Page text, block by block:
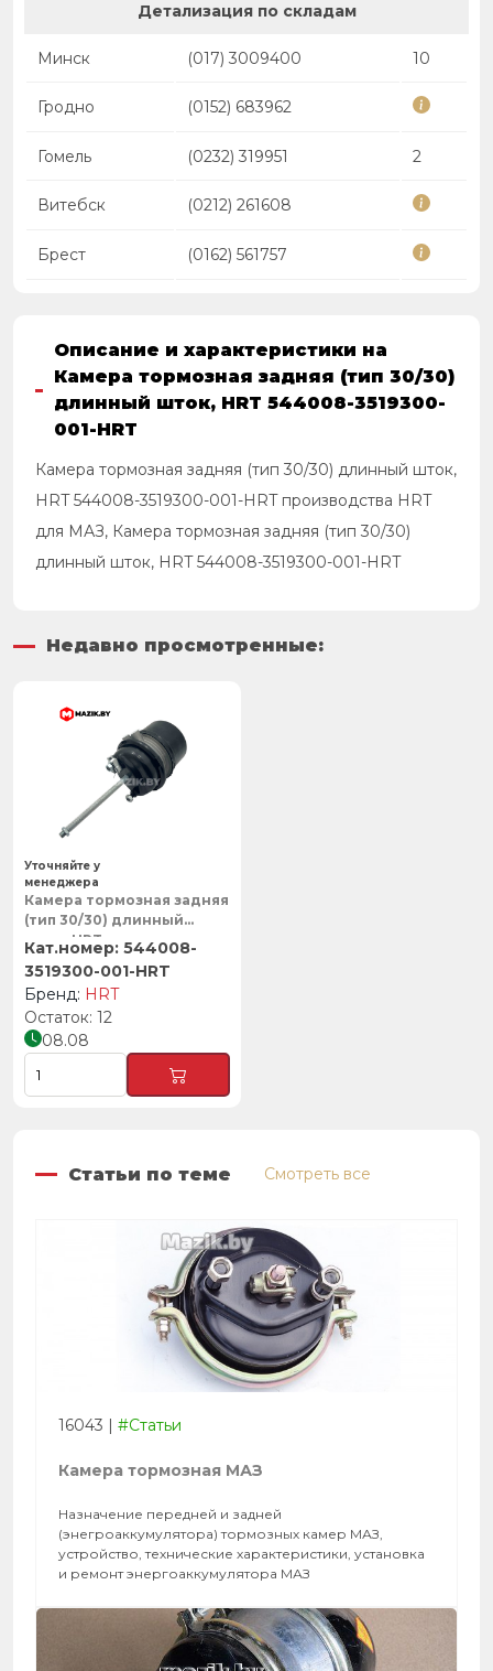
Детализация по складам
Минск (017) 3009400 10
Гродно (0152) 683962
Гомель (0232) 319951 2
Витебск (0212) 261608
Брест (0162) 561757
Описание и характеристики на
Камера тормозная задняя (тип 30/30)
длинный шток, HRT 544008-3519300-
001-HRT
Камера тормозная задняя (тип 30/30) длинный шток,
HRT 544008-3519300-001-HRT производства HRT
для МАЗ, Камера тормозная задняя (тип 30/30)
длинный шток, HRT 544008-3519300-001-HRT
Недавно просмотренные:
Камера тормозная задняя
(тип 30/30) длинный
шток, HRT
544008-
3519300-001-HRT
HRT
12
08.08
Уточняйте у
менеджера
Статьи по теме Смотреть все
16043 | #Статьи
Камера тормозная МАЗ
Назначение передней и задней
(энегроаккумулятора) тормозных камер МАЗ,
устройство, технические характеристики, установка
и ремонт энергоаккумулятора МАЗ